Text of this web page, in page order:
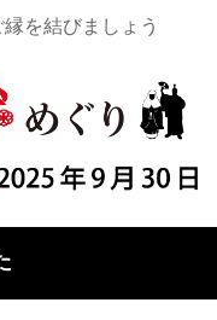
を結びましょう